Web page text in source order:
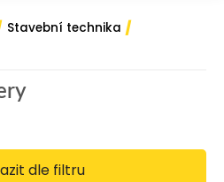
Stavební technika /
dle filtru